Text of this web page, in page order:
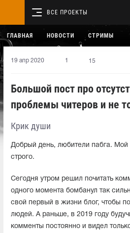
ВСЕ ПРОЕКТЫ
ГЛАВНАЯ НОВОСТИ СТРИМЫ
19 апр 2020 1 15
Большой пост про
проблемы читеров и не
Крик души
Добрый день, любители пабга. Мой
строго.
Сегодня утром решил почитать
одного момента бомбанул так
свой первый в жизни блог, чтобы
людей. А раньше, в 2019 году
комменты постоянно и видел